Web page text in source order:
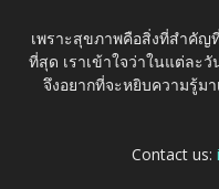
เพราะสุขภาพคือสิ่งที่สำคั
ที่สุด เราเข้าใจว่าในแต่ละ
จึงอยากที่จะหยิบความรู้ม
Contact us: